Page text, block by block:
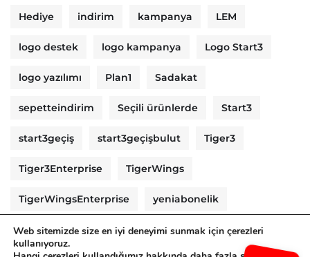
Hediye indirim kampanya LEM
logo destek logo kampanya Logo Start3
logo yazılımı Plan1 Sadakat
sepetteindirim Seçili ürünlerde Start3
start3geçiş start3geçişbulut Tiger3
Tiger3Enterprise TigerWings
TigerWingsEnterprise yeniabonelik
Yeni Abonelik İndirim
Web sitemizde size en iyi deneyimi sunmak için çerezleri
kullanıyoruz.